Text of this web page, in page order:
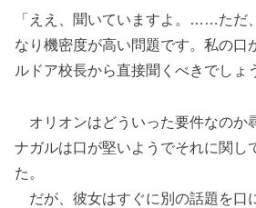
「ええ、聞いていますよ。……ただ
なり機密度が高い問題です。私の口
ルドア校長から直接聞くべきでしょ
オリオンはどういった要件なのか
ナガルは口が堅いようでそれに関し
た。
だが、彼女はすぐに別の話題を口